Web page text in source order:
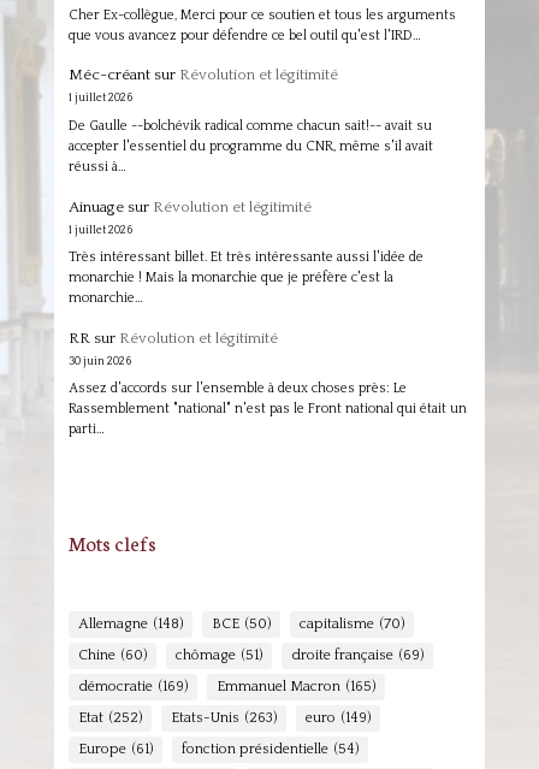
Cher Ex-collègue, Merci pour ce soutien et tous les arguments
que vous avancez pour défendre ce bel outil qu'est l'IRD…
Méc-créantsur Révolution et légitimité
1 juillet 2026
De Gaulle --bolchévik radical comme chacun sait!-- avait su
accepter l'essentiel du programme du CNR, même s'il avait
réussi à…
Ainuagesur Révolution et légitimité
1 juillet 2026
Très intéressant billet. Et très intéressante aussi l'idée de
monarchie ! Mais la monarchie que je préfère c'est la
monarchie…
RR sur Révolution et légitimité
30 juin 2026
Assez d'accords sur l'ensemble à deux choses près: Le
Rassemblement "national" n'est pas le Front national qui était un
parti…
Mots clefs
Allemagne (148) BCE (50) capitalisme (70)
Chine (60) chômage (51) droite française (69)
démocratie (169) Emmanuel Macron (165)
Etat (252) Etats-Unis (263) euro (149)
Europe (61) fonction présidentielle (54)